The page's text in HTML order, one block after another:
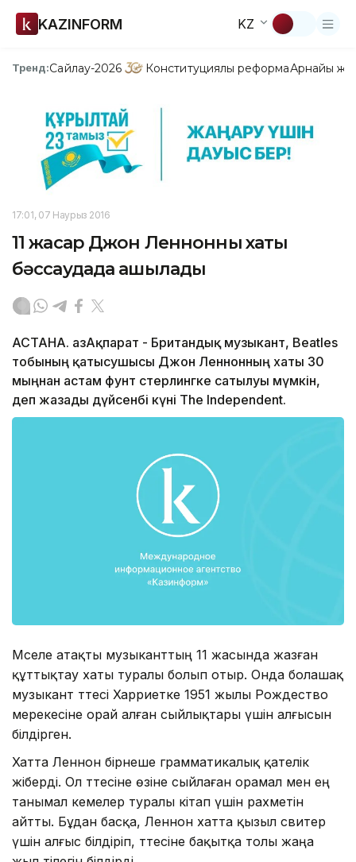
KAZINFORM KZ
Тренд:Сайлау-2026 Конституциялық реформаАрнайы
17:01, 07 Наурыз 2016
11 жасар Джон Леннонның хаты
бәссаудада ашылады
АСТАНА. ҚазАқпарат - Британдық музыкант, Beatles
тобының қатысушысы Джон Леннонның хаты 30
мыңнан астам фунт стерлингке сатылуы мүмкін,
деп жазады дүйсенбі күні The Independent.
Мәселе атақты музыканттың 11 жасында жазған
құттықтау хаты туралы болып отыр. Онда болашақ
музыкант тәтесі Харриетке 1951 жылы Рождество
мерекесіне орай алған сыйлықтары үшін алғысын
білдірген.
Хатта Леннон бірнеше грамматикалық қателік
жіберді. Ол тәтесіне өзіне сыйлаған орамал мен ең
танымал кемелер туралы кітап үшін рахметін
айтты. Бұдан басқа, Леннон хатта қызыл свитер
үшін алғыс білдіріп, тәтесіне бақытқа толы жаңа